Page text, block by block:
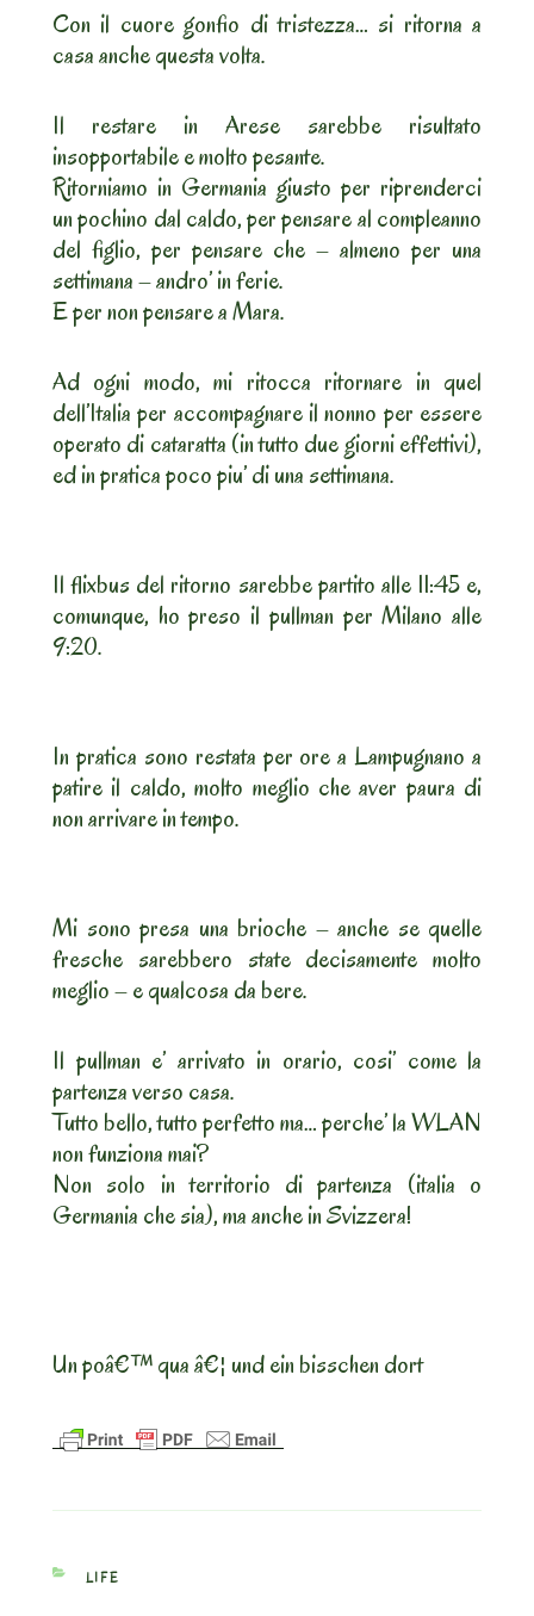
Con il cuore gonfio di tristezza… si ritorna a
casa anche questa volta.
Il restare in Arese sarebbe risultato
insopportabile e molto pesante.
Ritorniamo in Germania giusto per riprenderci
un pochino dal caldo, per pensare al compleanno
del figlio, per pensare che – almeno per una
settimana – andro’ in ferie.
E per non pensare a Mara.
Ad ogni modo, mi ritocca ritornare in quel
dell’Italia per accompagnare il nonno per essere
operato di cataratta (in tutto due giorni effettivi),
ed in pratica poco piu’ di una settimana.
Il flixbus del ritorno sarebbe partito alle 11:45 e,
comunque, ho preso il pullman per Milano alle
9:20.
In pratica sono restata per ore a Lampugnano a
patire il caldo, molto meglio che aver paura di
non arrivare in tempo.
Mi sono presa una brioche – anche se quelle
fresche sarebbero state decisamente molto
meglio – e qualcosa da bere.
Il pullman e’ arrivato in orario, cosi’ come la
partenza verso casa.
Tutto bello, tutto perfetto ma… perche’ la WLAN
non funziona mai?
Non solo in territorio di partenza (italia o
Germania che sia), ma anche in Svizzera!
Un poâ€™ qua â€¦ und ein bisschen dort
CATEGORIES
LIFE